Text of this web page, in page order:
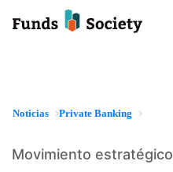
Noticias Private Banking
Movimiento estratégico